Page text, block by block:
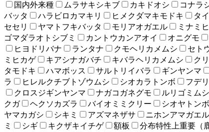
国内外来種
ムラサキシキブ カキドオシ コナラ
バッタ
ハラビロカマキリ ヒメクダマキモドキ タ
セセリ
ヤマトフキバッタ モリアオガエル ミナミ
ゴマダラオトシブミ
カントウカンアオイ オニグモ
ヒヨドリバナ
ランタナ クモヘリカメムシ セト
ミヒカゲ
キアシナガバチ キバラヘリカメムシ クリ
タモドキ
ハマボッス サルトリイバラ ギンヤンマ
ラ
ヒレルクチブトゾウムシ シオカラトンボ フデ
クロスジギンヤンマ
ナガコガネグモ ルリゴミム
クガ
ヘクソカズラ バイオミミクリー シオヤトンボ
ヤマカガシ
シキミ アズマネザサ ニホンアマガエル
ミ
シギ キクザキイチゲ 額板 分布特性上重要（